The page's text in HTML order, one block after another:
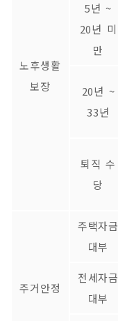
노후생활
보장
5년 ~
20년 미
만
20년 ~
33년
퇴직 수
당
주거안정
주택자금
대부
전세자금
대부